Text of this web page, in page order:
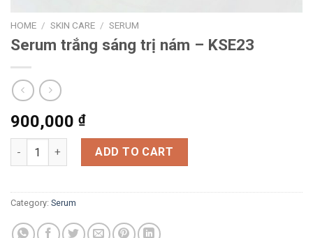
HOME / SKIN CARE / SERUM
Serum trắng sáng trị nám – KSE23
900,000 ₫
Serum trắng sáng trị nám - KSE23 quantity
ADD TO CART
Category: Serum